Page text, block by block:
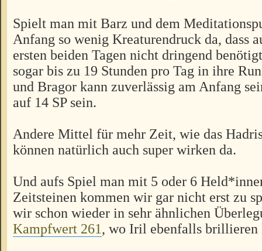
Spielt man mit Barz und dem
Anfang so wenig Kreaturendruck da, dass
ersten beiden Tagen nicht dringend
sogar bis zu 19 Stunden pro Tag in ihre
und Bragor kann zuverlässig am Anfang
auf 14 SP sein.
Andere Mittel für mehr Zeit, wie das
können natürlich auch super wirken da.
Und aufs Spiel man mit 5 oder 6
Zeitsteinen kommen wir gar nicht erst zu
wir schon wieder in sehr ähnlichen
Kampfwert 261, wo Iril ebenfalls